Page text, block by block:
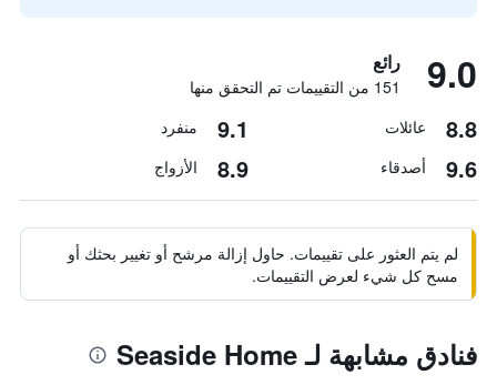
9.0 رائع
151 من التقييمات تم التحقق منها
8.8 عائلات 9.1 منفرد
9.6 أصدقاء 8.9 الأزواج
لم يتم العثور على تقييمات. حاول إزالة مرشح أو تغيير بحثك أو
مسح كل شيء لعرض التقييمات.
فنادق مشابهة لـ Seaside Home